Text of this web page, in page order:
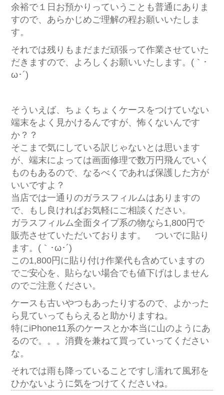
余裕で１日お預かりっていうことも普通にありま
すので、あらかじめご理解の程お願いいたしま
す。
それでは残りもまだまだ頑張って作業させていた
だきますので、よろしくお願いいたします。(｀･
ω･´)ゞ
そういえば、ちょくちょくケースをつけていない
端末をよく見かけるんですが、怖くないんです
か？？
そこまで気にしている訳じゃないとは思います
が、端末によっては画面修理で数万円飛んでいく
ものもあるので、なるべくであれば保護した方が
いいですよ？
当店では一通りのガラスフィルムはありますの
で、もし良ければお気軽にご相談ください。
ガラスフィルム全面タイプ系の物なら1,800円で
販売させていただいております。 ついでに貼り
ます。(｀･ω･´)ゞ
この1,800円に貼り付け作業代も含めていますの
でご安心を、貼らない場合でも値下げはしません
のでご注意ください。
ケースも古いやつもあったりするので、よかった
ら見ていってもらえると助かりますね。
特にiPhone11系のケースとか本当に山のようにあ
るので。。。消費を兼ねて買っていってください
な。
それでは雨も降っていることですし濡れて風邪を
ひかないように気をつけてくださいね。